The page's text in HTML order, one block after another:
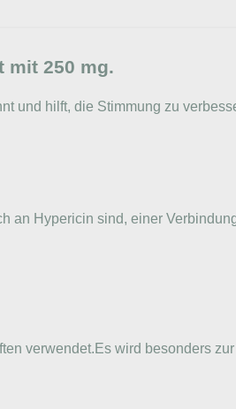
mit 250 mg.
und hilft, die Stimmung zu
an Hypericin sind, einer
verwendet.Es wird besonders